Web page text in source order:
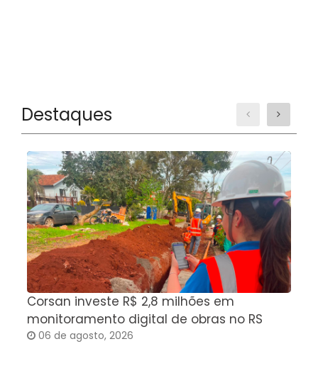
Destaques
Corsan investe R$ 2,8 milhões em
monitoramento digital de obras no RS
06 de agosto, 2026